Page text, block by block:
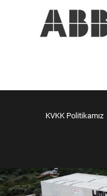
KVKK Politikamız